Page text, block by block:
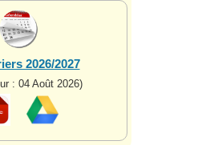
2026/2027
: 04 Août 2026)